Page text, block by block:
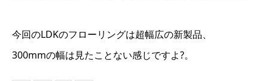
今回のLDKのフローリングは超幅広の新製品、
300mmの幅は見たことない感じですよ?。